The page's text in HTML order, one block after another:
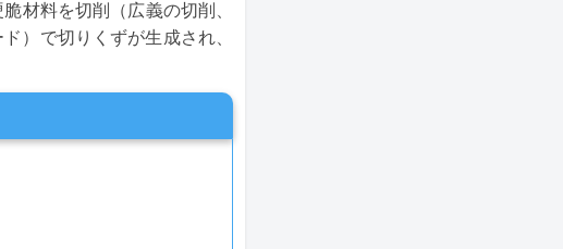
材料を切削（広義の切削、
）で切りくずが生成され、